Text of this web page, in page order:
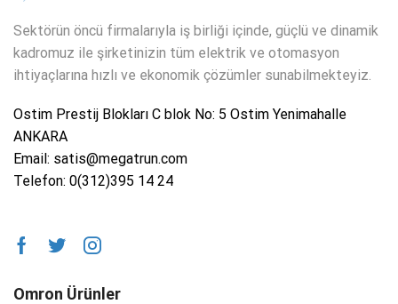
Sektörün öncü firmalarıyla iş birliği içinde, güçlü ve dinamik
kadromuz ile şirketinizin tüm elektrik ve otomasyon
ihtiyaçlarına hızlı ve ekonomik çözümler sunabilmekteyiz.
Ostim Prestij Blokları C blok No: 5 Ostim Yenimahalle
ANKARA
Email: satis@megatrun.com
Telefon: 0(312)395 14 24
Omron Ürünler